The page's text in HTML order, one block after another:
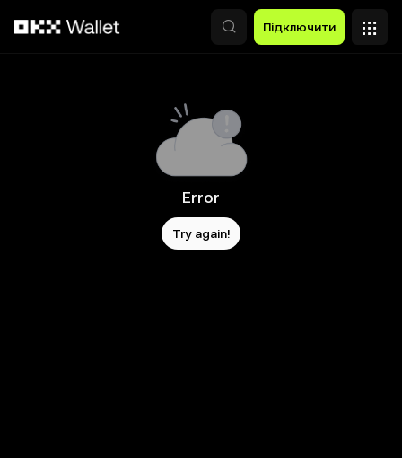
Підключити
Error
Try again!